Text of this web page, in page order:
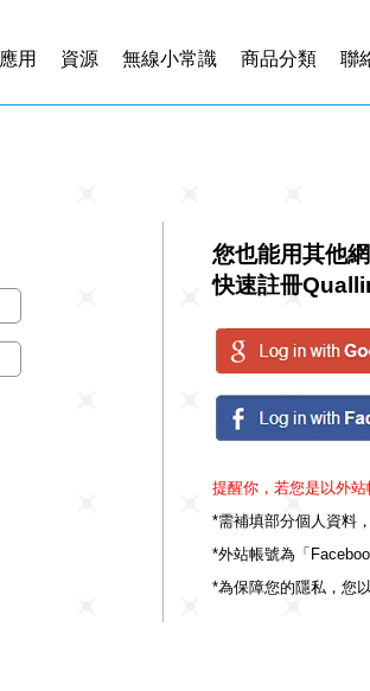
應用 資源 無線小常識 商品分類 聯
您也能用其他
快速註冊
提醒你，若您是以外站
*需補填部分個人資料
*外站帳號為「
*為保障您的隱私，您